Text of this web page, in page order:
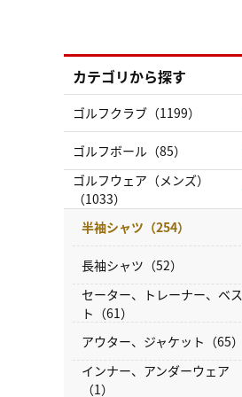
カテゴリから探す
ゴルフクラブ（1199）
ゴルフボール（85）
ゴルフウェア（メンズ）
（1033）
半袖シャツ（254）
長袖シャツ（52）
セーター、トレーナー、ベス
ト（61）
アウター、ジャケット（65）
インナー、アンダーウェア
（1）